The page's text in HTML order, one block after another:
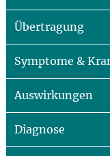
Übertragung
Symptome &
Auswirkungen
Diagnose